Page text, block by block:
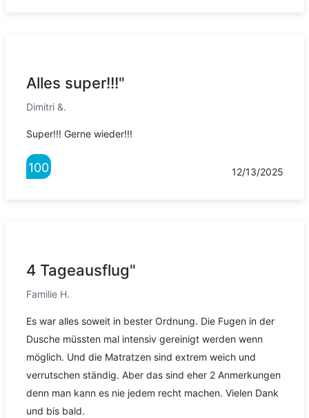
Alles super!!!"
Dimitri &.
Super!!! Gerne wieder!!!
100 12/13/2025
4 Tageausflug"
Familie H.
Es war alles soweit in bester Ordnung. Die Fugen in der
Dusche müssten mal intensiv gereinigt werden wenn
möglich. Und die Matratzen sind extrem weich und
verrutschen ständig. Aber das sind eher 2 Anmerkungen
denn man kann es nie jedem recht machen. Vielen Dank
und bis bald.